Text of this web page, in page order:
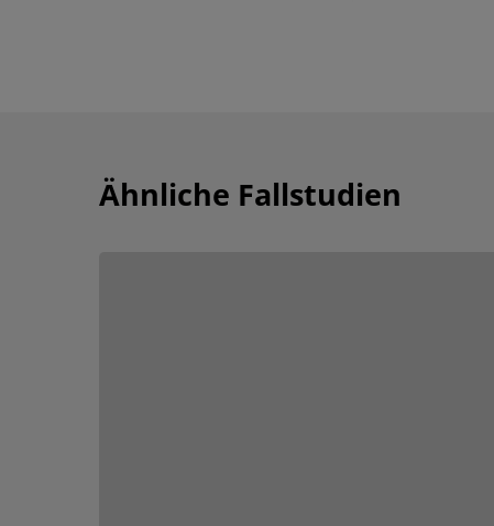
Ähnliche Fallstudien